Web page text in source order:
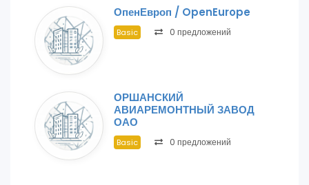
ОпенЕвроп / OpenEurope
Basic 0 предложений
ОРШАНСКИЙ
АВИАРЕМОНТНЫЙ ЗАВОД
ОАО
Basic 0 предложений